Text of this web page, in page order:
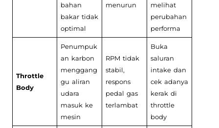
bahan
bakar tidak
optimal
menurun
melihat
perubahan
performa
Throttle
Body
Penumpuk
an karbon
menggang
gu aliran
udara
masuk ke
mesin
RPM tidak
stabil,
respons
pedal gas
terlambat
Buka
saluran
intake dan
cek adanya
kerak di
throttle
body